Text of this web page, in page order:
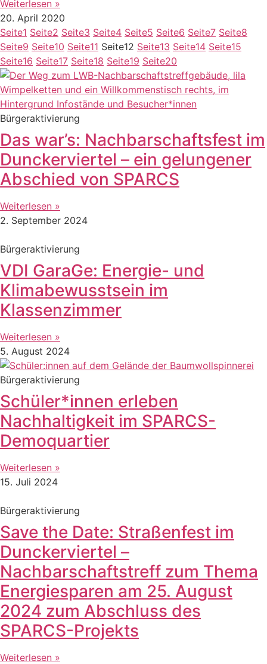
Weiterlesen »
20. April 2020
Seite1 Seite2 Seite3 Seite4 Seite5 Seite6 Seite7 Seite8
Seite9 Seite10 Seite11 Seite12 Seite13 Seite14 Seite15
Seite16 Seite17 Seite18 Seite19 Seite20
Bürgeraktivierung
Das war’s: Nachbarschaftsfest im
Dunckerviertel – ein gelungener
Abschied von SPARCS
Weiterlesen »
2. September 2024
Bürgeraktivierung
VDI GaraGe: Energie- und
Klimabewusstsein im
Klassenzimmer
Weiterlesen »
5. August 2024
Bürgeraktivierung
Schüler*innen erleben
Nachhaltigkeit im SPARCS-
Demoquartier
Weiterlesen »
15. Juli 2024
Bürgeraktivierung
Save the Date: Straßenfest im
Dunckerviertel –
Nachbarschaftstreff zum Thema
Energiesparen am 25. August
2024 zum Abschluss des
SPARCS-Projekts
Weiterlesen »